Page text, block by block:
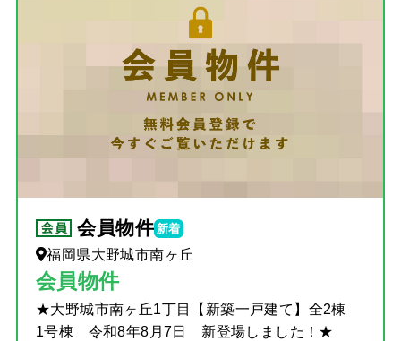
会員物件 新着
福岡県大野城市南ヶ丘
会員物件
★大野城市南ヶ丘1丁目【新築一戸建て】全2棟
1号棟 令和8年8月7日 新登場しました！★